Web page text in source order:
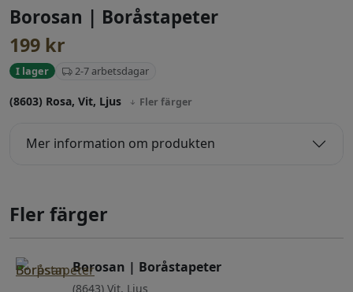
Borosan | Boråstapeter
199 kr
I lager 2-7 arbetsdagar
(8603) Rosa, Vit, Ljus Fler färger
Mer information om produkten
Fler färger
Borosan | Boråstapeter
(8643) Vit, Ljus